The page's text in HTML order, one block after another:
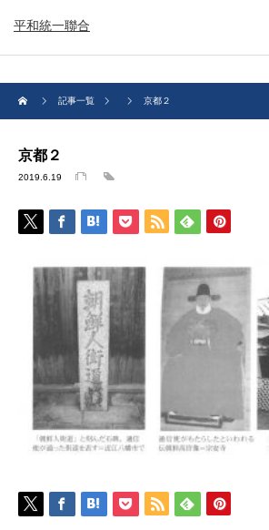
平和統一聯合
記事一覧 京都２
京都２
2019.6.19